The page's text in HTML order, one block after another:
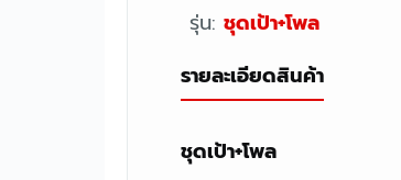
รุ่น: ชุดเป้า+โพล
รายละเอียดสินค้า
ชุดเป้า+โพล